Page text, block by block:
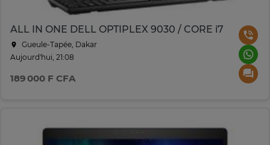
ALL IN ONE DELL OPTIPLEX 9030 / CORE i7
Gueule-Tapée, Dakar
Aujourd'hui, 21:08
189 000 F CFA